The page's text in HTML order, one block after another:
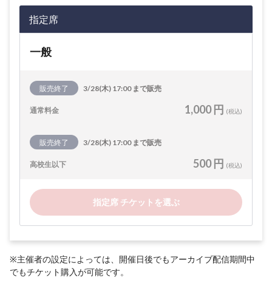
指定席
一般
販売終了 3/28(木) 17:00 まで販売
通常料金 1,000 円 (税込)
販売終了 3/28(木) 17:00 まで販売
高校生以下 500 円 (税込)
指定席 チケットを選ぶ
※主催者の設定によっては、開催日後でもアーカイブ配信期間中
でもチケット購入が可能です。